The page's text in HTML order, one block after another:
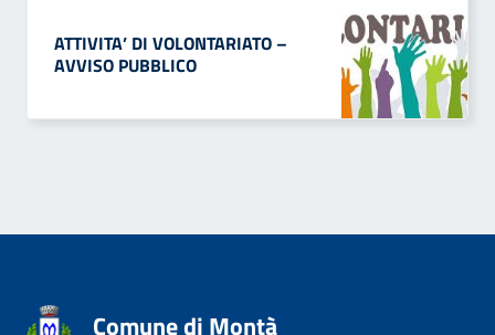
ATTIVITA’ DI VOLONTARIATO –
AVVISO PUBBLICO
Comune di Montà